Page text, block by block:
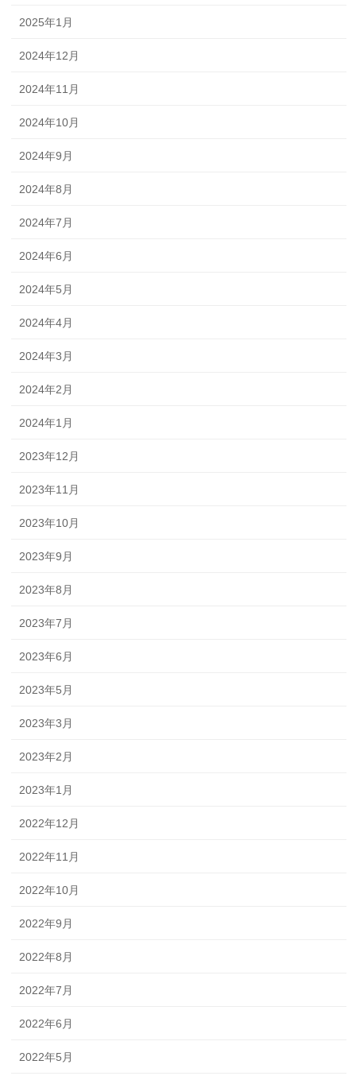
2025年1月
2024年12月
2024年11月
2024年10月
2024年9月
2024年8月
2024年7月
2024年6月
2024年5月
2024年4月
2024年3月
2024年2月
2024年1月
2023年12月
2023年11月
2023年10月
2023年9月
2023年8月
2023年7月
2023年6月
2023年5月
2023年3月
2023年2月
2023年1月
2022年12月
2022年11月
2022年10月
2022年9月
2022年8月
2022年7月
2022年6月
2022年5月